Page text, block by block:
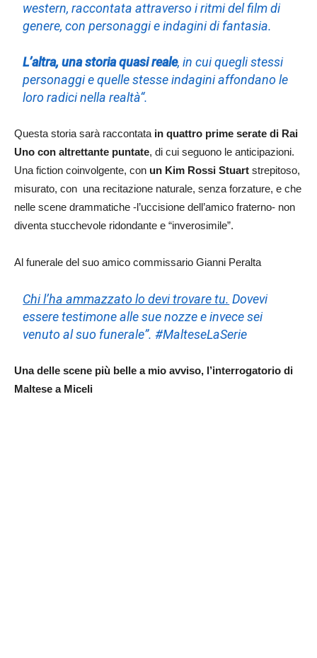
western, raccontata attraverso i ritmi del film di
genere, con personaggi e indagini di fantasia.
L’altra, una storia quasi reale, in cui quegli stessi
personaggi e quelle stesse indagini affondano le
loro radici nella realtà“.
Questa storia sarà raccontata in quattro prime serate di Rai
Uno con altrettante puntate, di cui seguono le anticipazioni.
Una fiction coinvolgente, con un Kim Rossi Stuart strepitoso,
misurato, con una recitazione naturale, senza forzature, e che
nelle scene drammatiche -l’uccisione dell’amico fraterno- non
diventa stucchevole ridondante e “inverosimile”.
Al funerale del suo amico commissario Gianni Peralta
Chi l’ha ammazzato lo devi trovare tu. Dovevi
essere testimone alle sue nozze e invece sei
venuto al suo funerale”. #MalteseLaSerie
Una delle scene più belle a mio avviso, l’interrogatorio di
Maltese a Miceli